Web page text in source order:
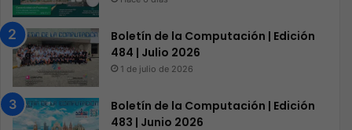
Boletín de la Computación | Edición
484 | Julio 2026
1 de julio de 2026
Boletín de la Computación | Edición
483 | Junio 2026